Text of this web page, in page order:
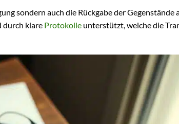
sondern auch die Rückgabe der Gegenstände
durch klare Protokolle unterstützt, welche die